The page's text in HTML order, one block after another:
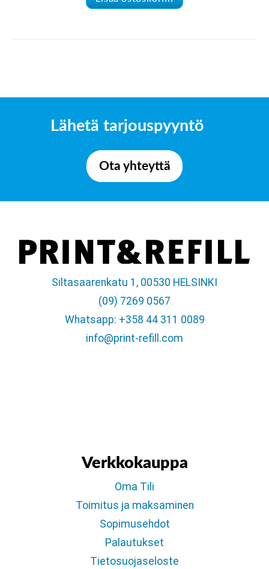
Lähetä tarjouspyyntö
Ota yhteyttä
Siltasaarenkatu 1, 00530 HELSINKI
(09) 7269 0567
Whatsapp: +358 44 311 0089
info@print-refill.com
Verkkokauppa
Oma Tili
Toimitus ja maksaminen
Sopimusehdot
Palautukset
Tietosuojaseloste